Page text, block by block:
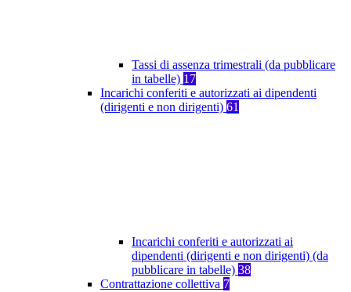
Tassi di assenza trimestrali (da pubblicare
in tabelle) 17
Incarichi conferiti e autorizzati ai dipendenti
(dirigenti e non dirigenti) 61
Incarichi conferiti e autorizzati ai
dipendenti (dirigenti e non dirigenti) (da
pubblicare in tabelle) 38
Contrattazione collettiva 7